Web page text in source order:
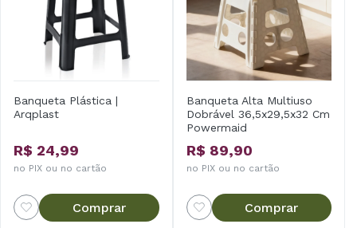
Banqueta Plástica |
Arqplast
R$ 24,99
no PIX ou no cartão
Comprar
Banqueta Alta Multiuso
Dobrável 36,5x29,5x32 Cm
Powermaid
R$ 89,90
no PIX ou no cartão
Comprar